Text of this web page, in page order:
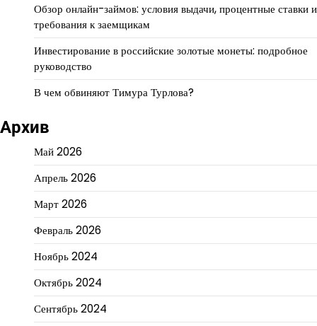
Обзор онлайн-займов: условия выдачи, процентные ставки и
требования к заемщикам
Инвестирование в российские золотые монеты: подробное
руководство
В чем обвиняют Тимура Турлова?
Архив
Май 2026
Апрель 2026
Март 2026
Февраль 2026
Ноябрь 2024
Октябрь 2024
Сентябрь 2024